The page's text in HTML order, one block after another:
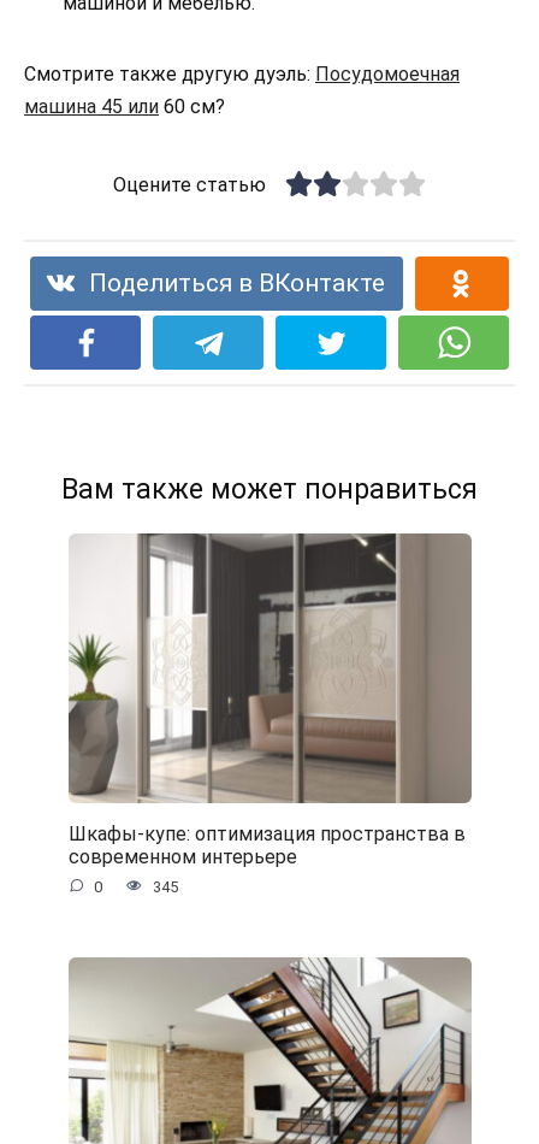
Смотрите также другую дуэль: Посудомоечная
машина 45 или 60 см?
Оцените статью
Поделиться в ВКонтакте
Вам также может понравиться
Шкафы-купе: оптимизация пространства в
современном интерьере
0 345